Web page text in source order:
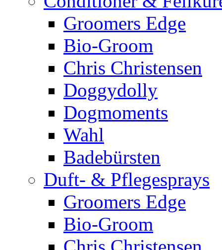
Groomers Edge
Bio-Groom
Chris Christensen
Doggydolly
Dogmoments
Wahl
Badebürsten
Duft- & Pflegesprays
Groomers Edge
Bio-Groom